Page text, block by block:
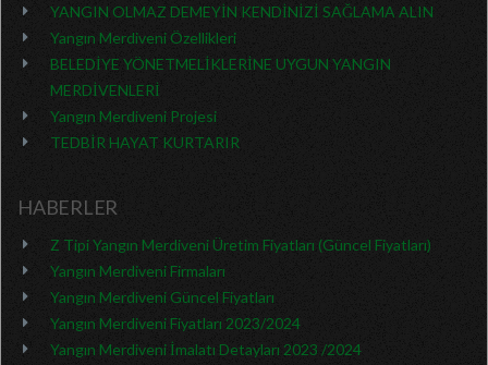
YANGIN OLMAZ DEMEYİN KENDİNİZİ SAĞLAMA ALIN
Yangın Merdiveni Özellikleri
BELEDİYE YÖNETMELİKLERİNE UYGUN YANGIN
MERDİVENLERİ
Yangın Merdiveni Projesi
TEDBİR HAYAT KURTARIR
HABERLER
Z Tipi Yangın Merdiveni Üretim Fiyatları (Güncel Fiyatları)
Yangın Merdiveni Firmaları
Yangın Merdiveni Güncel Fiyatları
Yangın Merdiveni Fiyatları 2023/2024
Yangın Merdiveni İmalatı Detayları 2023 /2024